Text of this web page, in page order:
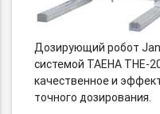
Дозирующий робот
системой TAEHA THE-
качественное и
точного дозирования.